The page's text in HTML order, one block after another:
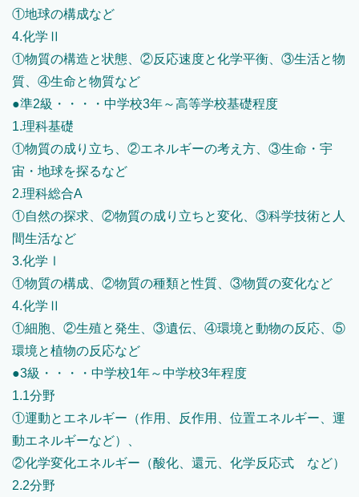
①地球の構成など
4.化学Ⅱ
①物質の構造と状態、②反応速度と化学平衡、③生活と物
質、④生命と物質など
●準2級・・・・中学校3年～高等学校基礎程度
1.理科基礎
①物質の成り立ち、②エネルギーの考え方、③生命・宇
宙・地球を探るなど
2.理科総合A
①自然の探求、②物質の成り立ちと変化、③科学技術と人
間生活など
3.化学Ⅰ
①物質の構成、②物質の種類と性質、③物質の変化など
4.化学Ⅱ
①細胞、②生殖と発生、③遺伝、④環境と動物の反応、⑤
環境と植物の反応など
●3級・・・・中学校1年～中学校3年程度
1.1分野
①運動とエネルギー（作用、反作用、位置エネルギー、運
動エネルギーなど）、
②化学変化エネルギー（酸化、還元、化学反応式 など）
2.2分野